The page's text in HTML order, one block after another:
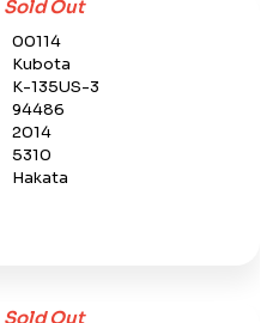
Sold Out
00114
Kubota
K-135US-3
94486
2014
5310
Hakata
Sold Out